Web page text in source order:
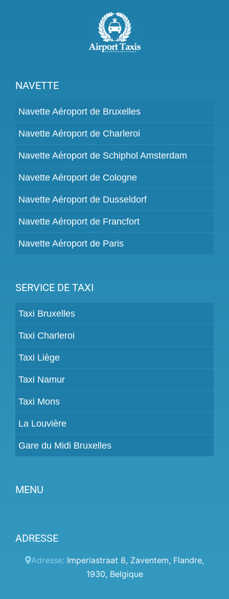
NAVETTE
Navette Aéroport de Bruxelles
Navette Aéroport de Charleroi
Navette Aéroport de Schiphol Amsterdam
Navette Aéroport de Cologne
Navette Aéroport de Dusseldorf
Navette Aéroport de Francfort
Navette Aéroport de Paris
SERVICE DE TAXI
Taxi Bruxelles
Taxi Charleroi
Taxi Liège
Taxi Namur
Taxi Mons
La Louvière
Gare du Midi Bruxelles
MENU
Tarifs
Espace Client
ADRESSE
Adresse: Imperiastraat 8, Zaventem, Flandre,
1930, Belgique